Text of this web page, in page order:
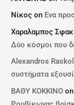
Νίκος on Ενα
Χαραλαμπος
Δύο κόσμοι που
Alexandros
συστήματα
ΒΑΘΥ ΚΟΚΚΙΝΟ on